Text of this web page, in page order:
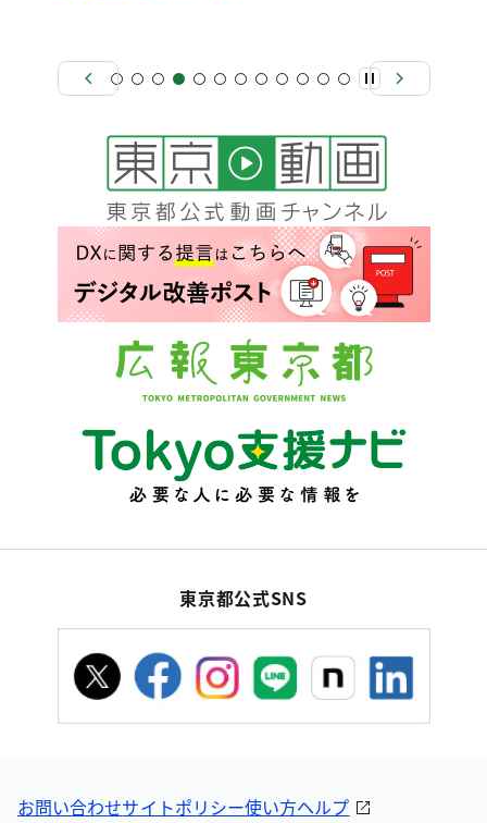
東京都公式SNS
お問い合わせサイトポリシー使い方ヘルプ